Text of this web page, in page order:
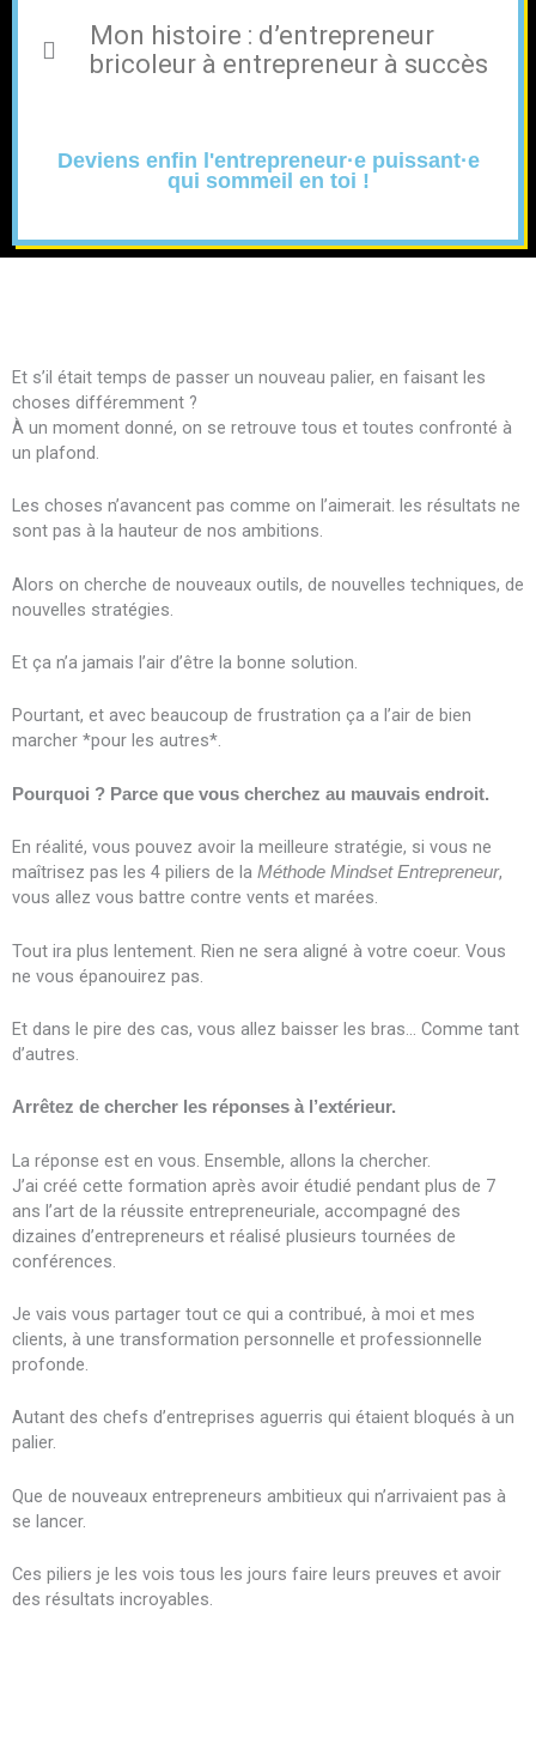
Mon histoire : d’entrepreneur
bricoleur à entrepreneur à succès
Deviens enfin l'entrepreneur·e puissant·e
qui sommeil en toi !
Et s’il était temps de passer un nouveau palier, en faisant les
choses différemment ?
À un moment donné, on se retrouve tous et toutes confronté à
un plafond.
Les choses n’avancent pas comme on l’aimerait. les résultats ne
sont pas à la hauteur de nos ambitions.
Alors on cherche de nouveaux outils, de nouvelles techniques, de
nouvelles stratégies.
Et ça n’a jamais l’air d’être la bonne solution.
Pourtant, et avec beaucoup de frustration ça a l’air de bien
marcher *pour les autres*.
Pourquoi ? Parce que vous cherchez au mauvais endroit.
En réalité, vous pouvez avoir la meilleure stratégie, si vous ne
maîtrisez pas les 4 piliers de la Méthode Mindset Entrepreneur,
vous allez vous battre contre vents et marées.
Tout ira plus lentement. Rien ne sera aligné à votre coeur. Vous
ne vous épanouirez pas.
Et dans le pire des cas, vous allez baisser les bras… Comme tant
d’autres.
Arrêtez de chercher les réponses à l’extérieur.
La réponse est en vous. Ensemble, allons la chercher.
J’ai créé cette formation après avoir étudié pendant plus de 7
ans l’art de la réussite entrepreneuriale, accompagné des
dizaines d’entrepreneurs et réalisé plusieurs tournées de
conférences.
Je vais vous partager tout ce qui a contribué, à moi et mes
clients, à une transformation personnelle et professionnelle
profonde.
Autant des chefs d’entreprises aguerris qui étaient bloqués à un
palier.
Que de nouveaux entrepreneurs ambitieux qui n’arrivaient pas à
se lancer.
Ces piliers je les vois tous les jours faire leurs preuves et avoir
des résultats incroyables.